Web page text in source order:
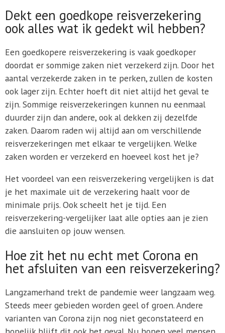
Dekt een goedkope reisverzekering
ook alles wat ik gedekt wil hebben?
Een goedkopere reisverzekering is vaak goedkoper
doordat er sommige zaken niet verzekerd zijn. Door het
aantal verzekerde zaken in te perken, zullen de kosten
ook lager zijn. Echter hoeft dit niet altijd het geval te
zijn. Sommige reisverzekeringen kunnen nu eenmaal
duurder zijn dan andere, ook al dekken zij dezelfde
zaken. Daarom raden wij altijd aan om verschillende
reisverzekeringen met elkaar te vergelijken. Welke
zaken worden er verzekerd en hoeveel kost het je?
Het voordeel van een reisverzekering vergelijken is dat
je het maximale uit de verzekering haalt voor de
minimale prijs. Ook scheelt het je tijd. Een
reisverzekering-vergelijker laat alle opties aan je zien
die aansluiten op jouw wensen.
Hoe zit het nu echt met Corona en
het afsluiten van een reisverzekering?
Langzamerhand trekt de pandemie weer langzaam weg.
Steeds meer gebieden worden geel of groen. Andere
varianten van Corona zijn nog niet geconstateerd en